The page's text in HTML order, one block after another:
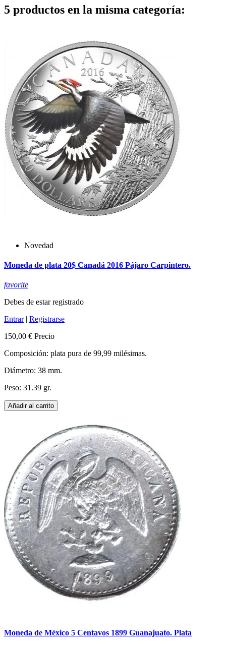
5 productos en la misma categoría:
Novedad
Moneda de plata 20$ Canadá 2016 Pájaro Carpintero.
favorite
Debes de estar registrado
Entrar| Registrarse
150,00 € Precio
Composición: plata pura de 99,99 milésimas.
Diámetro: 38 mm.
Peso: 31.39 gr.
Añadir al carrito
Moneda de México 5 Centavos 1899 Guanajuato. Plata